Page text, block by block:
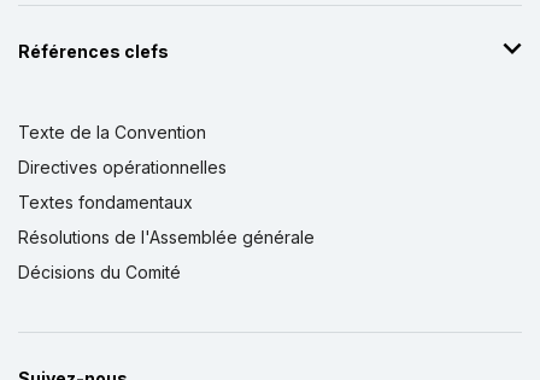
Références clefs
Texte de la Convention
Directives opérationnelles
Textes fondamentaux
Résolutions de l'Assemblée générale
Décisions du Comité